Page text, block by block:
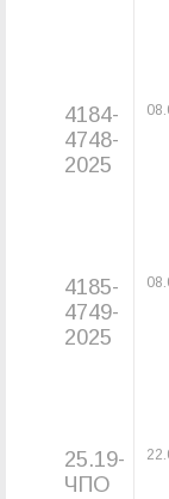
4184-
4748-
2025
4185-
4749-
2025
25.19-
ЧПО